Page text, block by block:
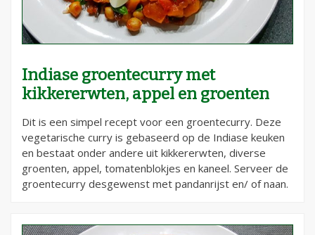
Indiase groentecurry met
kikkererwten, appel en groenten
Dit is een simpel recept voor een groentecurry. Deze
vegetarische curry is gebaseerd op de Indiase keuken
en bestaat onder andere uit kikkererwten, diverse
groenten, appel, tomatenblokjes en kaneel. Serveer de
groentecurry desgewenst met pandanrijst en/ of naan.